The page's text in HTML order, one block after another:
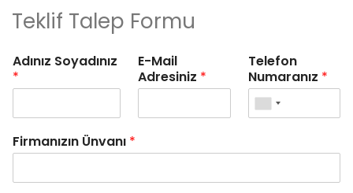
Teklif Talep Formu
Adınız Soyadınız
*
E-Mail
Adresiniz *
Telefon
Numaranız *
Firmanızın Ünvanı *